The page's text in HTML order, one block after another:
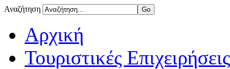
Αναζήτηση
Αρχική
Τουριστικές Επιχειρήσεις